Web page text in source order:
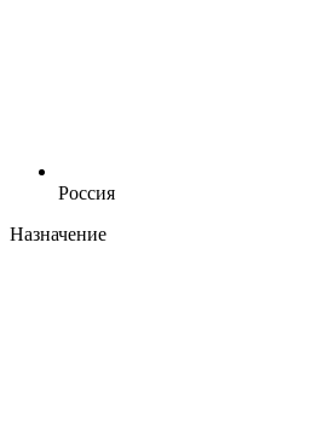
Россия
Назначение